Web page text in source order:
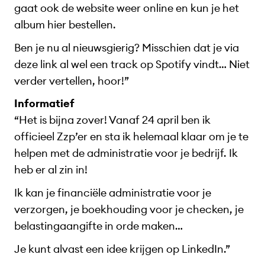
gaat ook de website weer online en kun je het
album hier bestellen.
Ben je nu al nieuwsgierig? Misschien dat je via
deze link al wel een track op Spotify vindt… Niet
verder vertellen, hoor!”
Informatief
“Het is bijna zover! Vanaf 24 april ben ik
officieel Zzp’er en sta ik helemaal klaar om je te
helpen met de administratie voor je bedrijf. Ik
heb er al zin in!
Ik kan je financiële administratie voor je
verzorgen, je boekhouding voor je checken, je
belastingaangifte in orde maken…
Je kunt alvast een idee krijgen op LinkedIn.”